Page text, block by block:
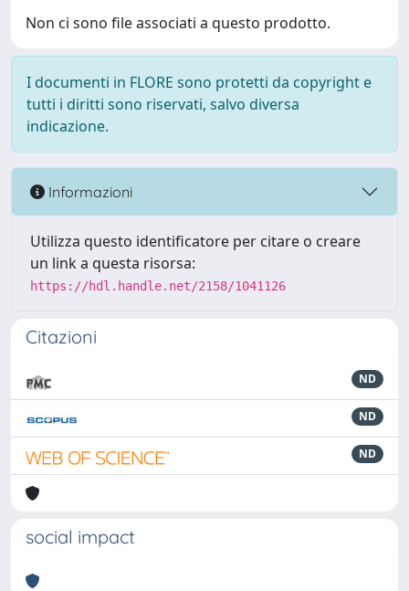
Non ci sono file associati a questo prodotto.
I documenti in FLORE sono protetti da copyright e
tutti i diritti sono riservati, salvo diversa
indicazione.
Informazioni
Utilizza questo identificatore per citare o creare
un link a questa risorsa:
https://hdl.handle.net/2158/1041126
Citazioni
ND
ND
ND
social impact